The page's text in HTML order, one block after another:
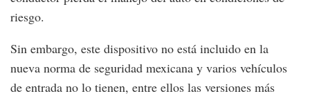
riesgo.
Sin embargo, este dispositivo no está incluido en la
nueva norma de seguridad mexicana y varios vehículos
de entrada no lo tienen, entre ellos las versiones más